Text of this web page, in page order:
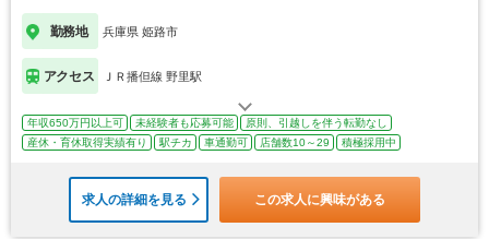
勤務地 兵庫県 姫路市
アクセス ＪＲ播但線 野里駅
年収650万円以上可 未経験者も応募可能
原則、引越しを伴う転勤なし
産休・育休取得実績有り
駅チカ 車通勤可 店舗数10～29 積極採用中
求人の詳細を見る この求人に興味がある